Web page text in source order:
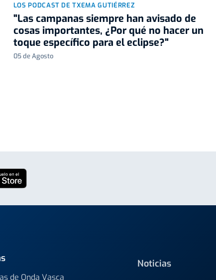
LOS PODCAST DE TXEMA GUTIÉRREZ
"Las campanas siempre han avisado de
cosas importantes, ¿Por qué no hacer un
toque específico para el eclipse?"
05 de Agosto
de Onda Vasca
Noticias